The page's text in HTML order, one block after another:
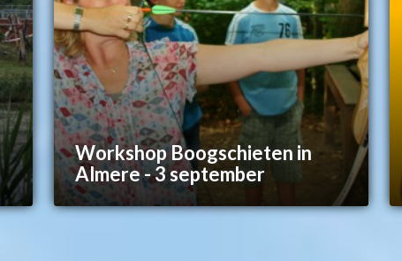
Workshop Boogschieten in
Almere - 3 september